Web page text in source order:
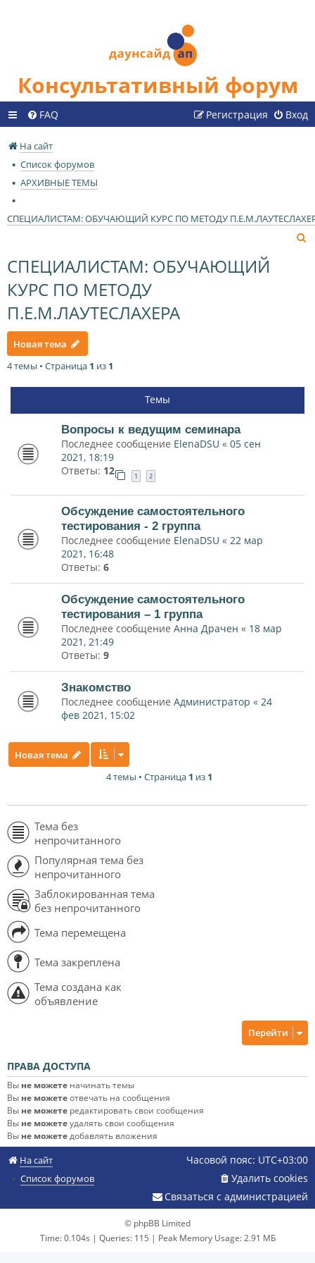
Консультативный форум
FAQ Вход
Регистрация
На сайт
Список форумов
АРХИВНЫЕ ТЕМЫ
СПЕЦИАЛИСТАМ: ОБУЧАЮЩИЙ КУРС ПО МЕТОДУ
СПЕЦИАЛИСТАМ: ОБУЧАЮЩИЙ
КУРС ПО МЕТОДУ
П.Е.М.ЛАУТЕСЛАХЕРА
Новая тема
4 темы • Страница 1 из 1
Темы
Вопросы к ведущим семинара
Последнее сообщение ElenaDSU « 05 сен
2021, 18:19
Ответы: 12 1 2
Обсуждение самостоятельного
тестирования - 2 группа
Последнее сообщение ElenaDSU « 22 мар
2021, 16:48
Ответы: 6
Обсуждение самостоятельного
тестирования – 1 группа
Последнее сообщение Анна Драчен « 18 мар
2021, 21:49
Ответы: 9
Знакомство
Последнее сообщение Администратор « 24
фев 2021, 15:02
Новая тема
4 темы • Страница 1 из 1
Тема без
непрочитанного
Популярная тема без
непрочитанного
Заблокированная тема
без непрочитанного
Тема перемещена
Тема закреплена
Тема создана как
объявление
Перейти
ПРАВА ДОСТУПА
Вы не можете начинать темы
Вы не можетеотвечать на сообщения
Вы не можете редактировать свои сообщения
Вы не можетеудалять свои сообщения
Вы не можетедобавлять вложения
На сайт
Список форумов
Часовой пояс: UTC+03:00
Удалить cookies
Связаться с администрацией
© phpBB Limited
Time: 0.104s | Queries: 115 | Peak Memory Usage: 2.91 МБ